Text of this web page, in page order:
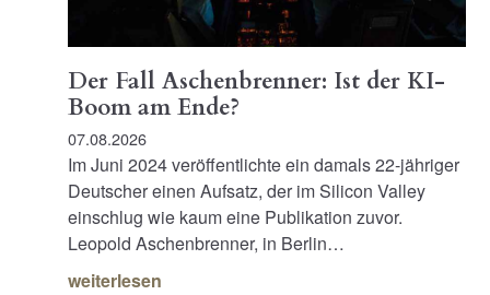
Der Fall Aschenbrenner: Ist der KI-
Boom am Ende?
07.08.2026
Im Juni 2024 veröffentlichte ein damals 22-jähriger
Deutscher einen Aufsatz, der im Silicon Valley
einschlug wie kaum eine Publikation zuvor.
Leopold Aschenbrenner, in Berlin…
weiterlesen